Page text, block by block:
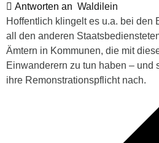
Antworten an Waldilein
Hoffentlich klingelt es u.a. bei den
all den anderen
Ämtern in Kommunen, die mit
Einwanderern zu tun haben – und
ihre Remonstrationspflicht nach.